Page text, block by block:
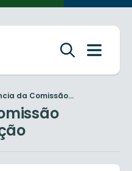
da Comissão...